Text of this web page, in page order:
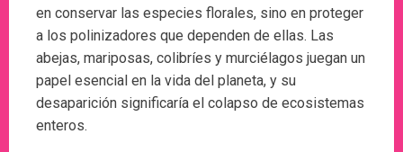
en conservar las especies florales, sino en proteger
a los polinizadores que dependen de ellas. Las
abejas, mariposas, colibríes y murciélagos juegan un
papel esencial en la vida del planeta, y su
desaparición significaría el colapso de ecosistemas
enteros.